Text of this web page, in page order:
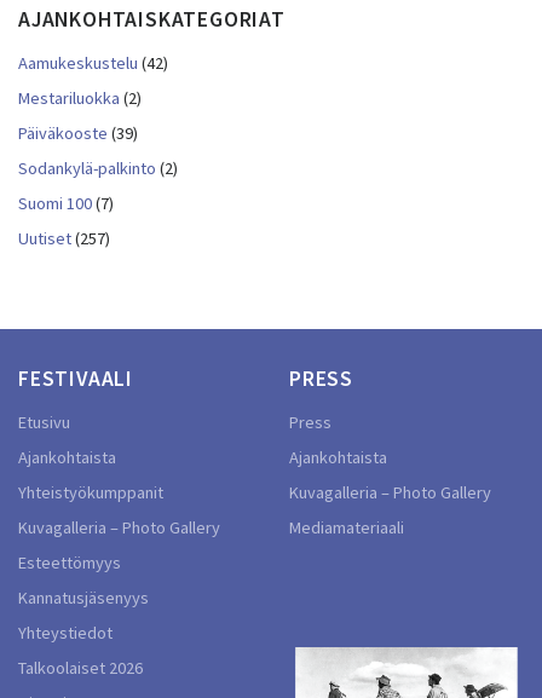
AJANKOHTAISKATEGORIAT
Aamukeskustelu (42)
Mestariluokka (2)
Päiväkooste (39)
Sodankylä-palkinto (2)
Suomi 100(7)
Uutiset(257)
FESTIVAALI
Etusivu
Ajankohtaista
Yhteistyökumppanit
Kuvagalleria – Photo Gallery
Esteettömyys
Kannatusjäsenyys
Yhteystiedot
Talkoolaiset 2026
PRESS
Press
Ajankohtaista
Kuvagalleria – Photo Gallery
Mediamateriaali